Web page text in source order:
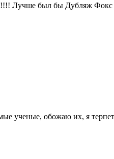
Лучше был бы Дубляж Фокс
ученые, обожаю их, я